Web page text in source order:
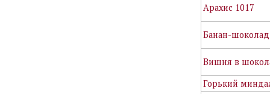
Арахис 1017
Банан-
Вишня в
Горький